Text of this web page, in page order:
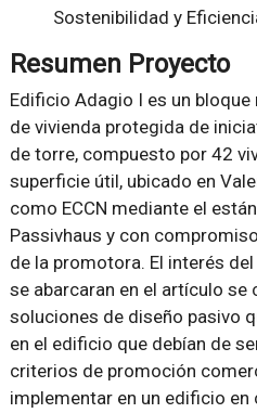
Sostenibilidad y
Resumen Proyecto
Edificio Adagio I es un
de vivienda protegida de
de torre, compuesto por 42
superficie útil, ubicado en
como ECCN mediante el
Passivhaus y con
de la promotora. El interés
se abarcaran en el artículo se
soluciones de diseño pasivo
en el edificio que debían de
criterios de promoción
implementar en un edificio